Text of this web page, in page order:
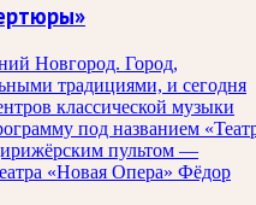
Новгород. Город,
традициями, и сегодня
классической музыки
под названием
пультом —
«Новая Опера» Фёдор